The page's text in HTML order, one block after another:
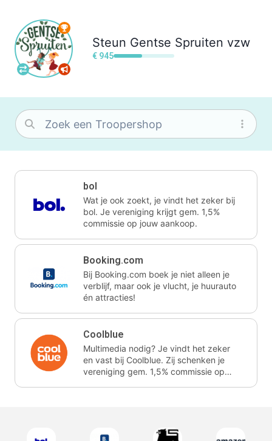
Steun Gentse Spruiten vzw
€ 945
bol
Wat je ook zoekt, je vindt het zeker bij
bol. Je vereniging krijgt gem. 1,5%
commissie op jouw aankoop.
Booking.com
Bij Booking.com boek je niet alleen je
verblijf, maar ook je vlucht, je huurauto
én attracties!
Coolblue
Multimedia nodig? Je vindt het zeker
en vast bij Coolblue. Zij schenken je
vereniging gem. 1,5% commissie op